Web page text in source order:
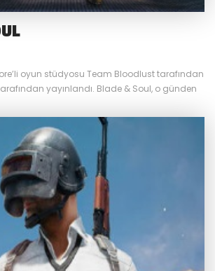
oyun stüdyosu Team Bloodlust tarafından
yayınlandı. Blade & Soul, o günden
oyununa örnek olmuş oyunlardan
zamana rağmen bakalım oyun bizlere neler
Sanatlarını MMORPG’ye Uyarlayan İlk